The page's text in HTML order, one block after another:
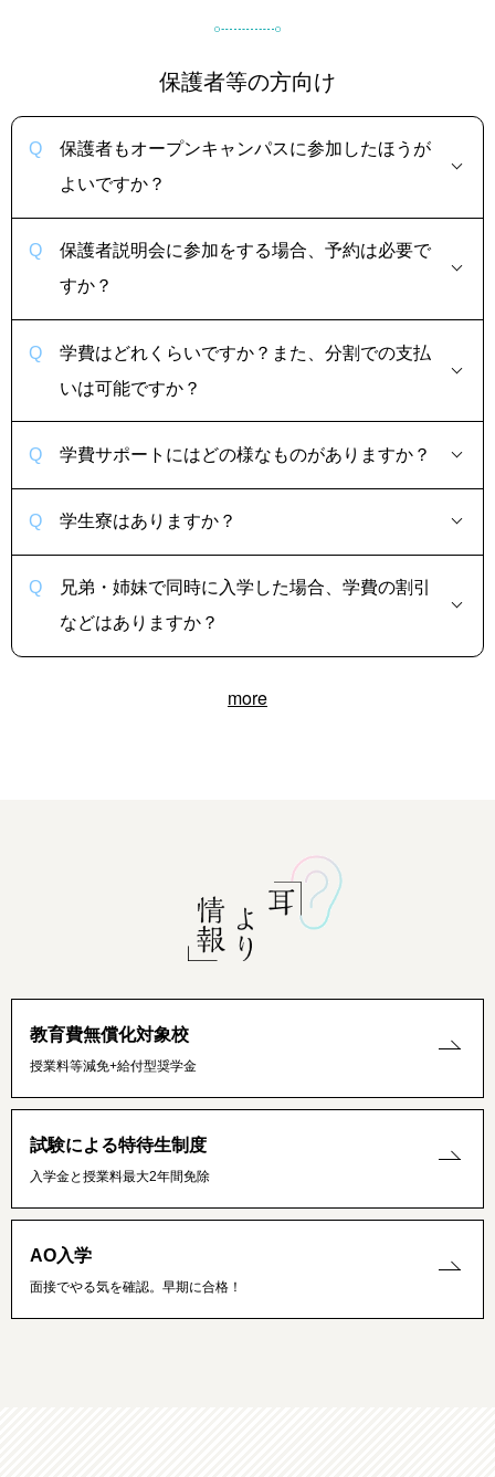
保護者等の方向け
保護者もオープンキャンパスに参加したほうが
よいですか？
保護者説明会に参加をする場合、予約は必要で
すか？
学費はどれくらいですか？また、分割での支払
いは可能ですか？
学費サポートにはどの様なものがありますか？
学生寮はありますか？
兄弟・姉妹で同時に入学した場合、学費の割引
などはありますか？
more
教育費無償化対象校
授業料等減免+給付型奨学金
試験による特待生制度
入学金と授業料最大2年間免除
AO入学
面接でやる気を確認。早期に合格！